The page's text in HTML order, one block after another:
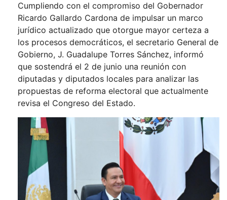
Cumpliendo con el compromiso del Gobernador
Ricardo Gallardo Cardona de impulsar un marco
jurídico actualizado que otorgue mayor certeza a
los procesos democráticos, el secretario General de
Gobierno, J. Guadalupe Torres Sánchez, informó
que sostendrá el 2 de junio una reunión con
diputadas y diputados locales para analizar las
propuestas de reforma electoral que actualmente
revisa el Congreso del Estado.